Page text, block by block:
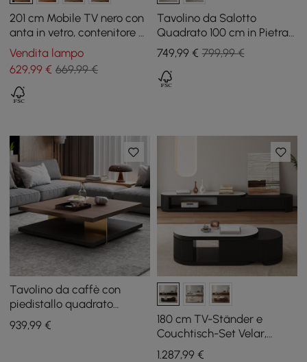
201 cm Mobile TV nero con
anta in vetro, contenitore e
LED
Vendita lampo
629,99 € 669,99 €
Tavolino da Salotto
Quadrato 100 cm in Pietra
Sinterizzata con 2 Cassetti
749,99€ 799,99 €
Tavolino da caffè con
piedistallo quadrato
industriale nero e noce
Tavolo con accento in
939,99 €
180 cm TV-Ständer e
Couchtisch-Set Velar,
ausziehbar
1.287,99€